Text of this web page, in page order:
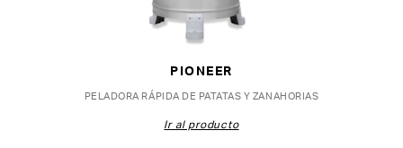
PIONEER
PELADORA RÁPIDA DE PATATAS Y ZANAHORIAS
Ir al producto